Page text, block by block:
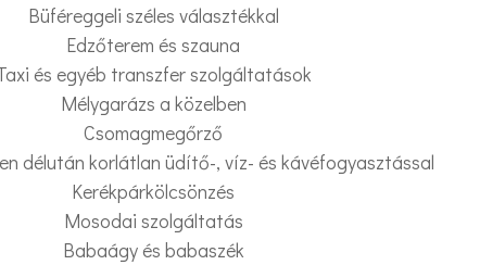
Büféreggeli széles választékkal
Edzőterem és szauna
és egyéb transzfer szolgáltatások
Mélygarázs a közelben
Csomagmegőrző
délután korlátlan üdítő-, víz- és kávéfogyasztással
Kerékpárkölcsönzés
Mosodai szolgáltatás
Babaágy és babaszék